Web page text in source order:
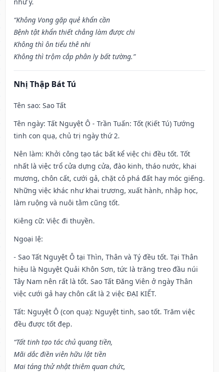
“Không Vong gặp quẻ khẩn cần
Bệnh tật khẩn thiết chẳng làm được chi
Không thì ôn tiểu thê nhi
Không thì trộm cắp phân ly bất tường.”
Nhị Thập Bát Tú
Tên sao: Sao Tất
Tên ngày: Tất Nguyệt Ô - Trần Tuấn: Tốt (Kiết Tú) Tướng
tinh con quạ, chủ trị ngày thứ 2.
Nên làm: Khởi công tạo tác bất kể việc chi đều tốt. Tốt
nhất là việc trổ cửa dựng cửa, đào kinh, tháo nước, khai
mương, chôn cất, cưới gả, chặt cỏ phá đất hay móc giếng.
Những việc khác như khai trương, xuất hành, nhập học,
làm ruộng và nuôi tằm cũng tốt.
Kiêng cữ: Việc đi thuyền.
Ngoại lệ:
- Sao Tất Nguyệt Ô tại Thìn, Thân và Tý đều tốt. Tại Thân
hiệu là Nguyệt Quải Khôn Sơn, tức là trăng treo đầu núi
Tây Nam nên rất là tốt. Sao Tất Đăng Viên ở ngày Thân
việc cưới gả hay chôn cất là 2 việc ĐẠI KIẾT.
Tất: Nguyệt Ô (con quạ): Nguyệt tinh, sao tốt. Trăm việc
đều được tốt đẹp.
“Tất tinh tạo tác chủ quang tiền,
Mãi dắc điền viên hữu lật tiền
Mai táng thử nhật thiêm quan chức,